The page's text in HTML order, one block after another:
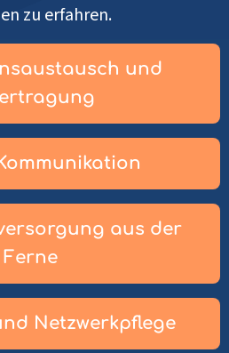
zu erfahren.
und
aus der
Ferne
Netzwerkpflege